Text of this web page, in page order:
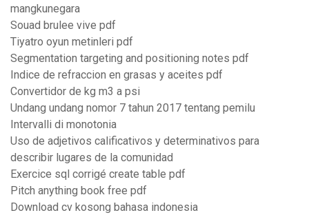
mangkunegara
Souad brulee vive pdf
Tiyatro oyun metinleri pdf
Segmentation targeting and positioning notes pdf
Indice de refraccion en grasas y aceites pdf
Convertidor de kg m3 a psi
Undang undang nomor 7 tahun 2017 tentang pemilu
Intervalli di monotonia
Uso de adjetivos calificativos y determinativos para
describir lugares de la comunidad
Exercice sql corrigé create table pdf
Pitch anything book free pdf
Download cv kosong bahasa indonesia